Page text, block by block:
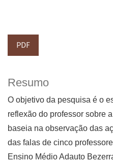
PDF
Resumo
O objetivo da pesquisa é o
reflexão do professor sobre
baseia na observação das
das falas de cinco
Ensino Médio Adauto